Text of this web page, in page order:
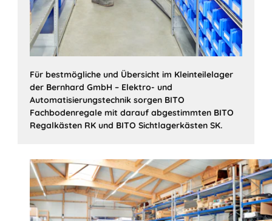
Für bestmögliche und Übersicht im Kleinteilelager
der Bernhard GmbH – Elektro- und
Automatisierungstechnik sorgen BITO
Fachbodenregale mit darauf abgestimmten BITO
Regalkästen RK und BITO Sichtlagerkästen SK.